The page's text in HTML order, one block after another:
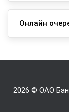
Онлайн
2026 © ОАО